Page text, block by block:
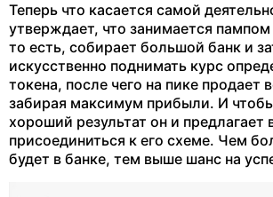
Теперь что касается самой
утверждает, что занимается
то есть, собирает большой банк и
искусственно поднимать курс
токена, после чего на пике продает
забирая максимум прибыли. И
хороший результат он и
присоединиться к его схеме. Чем
будет в банке, тем выше шанс на